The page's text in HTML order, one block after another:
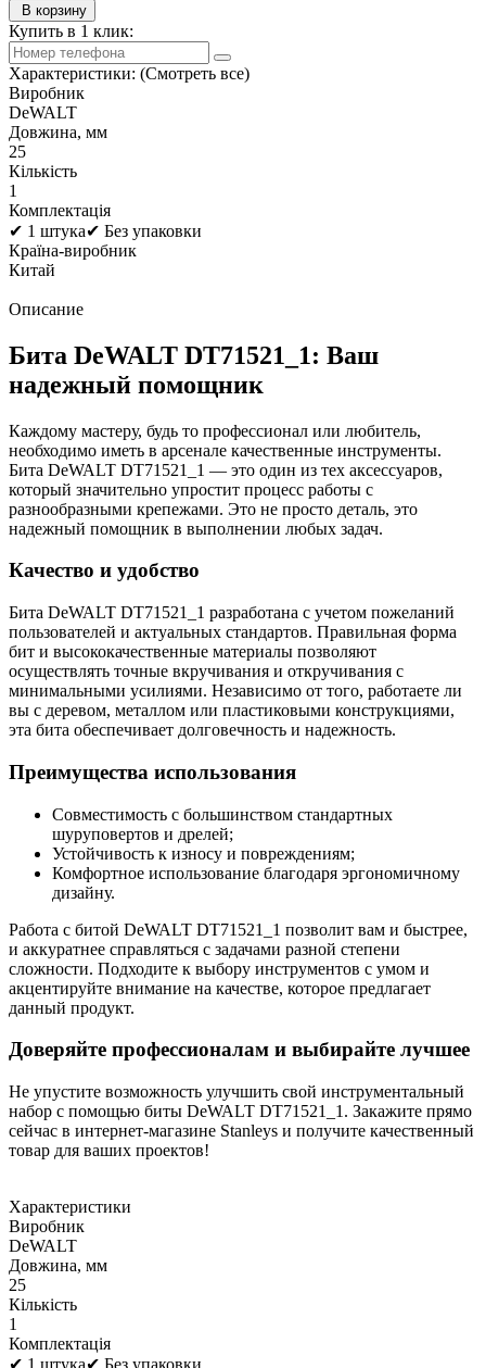
В корзину
Купить в 1 клик:
Характеристики: (Смотреть все)
Виробник
DeWALT
Довжина, мм
25
Кількість
1
Комплектація
✔ 1 штука✔ Без упаковки
Країна-виробник
Китай
Описание
Бита DeWALT DT71521_1: Ваш
надежный помощник
Каждому мастеру, будь то профессионал или любитель,
необходимо иметь в арсенале качественные инструменты.
Бита DeWALT DT71521_1 — это один из тех аксессуаров,
который значительно упростит процесс работы с
разнообразными крепежами. Это не просто деталь, это
надежный помощник в выполнении любых задач.
Качество и удобство
Бита DeWALT DT71521_1 разработана с учетом пожеланий
пользователей и актуальных стандартов. Правильная форма
бит и высококачественные материалы позволяют
осуществлять точные вкручивания и откручивания с
минимальными усилиями. Независимо от того, работаете ли
вы с деревом, металлом или пластиковыми конструкциями,
эта бита обеспечивает долговечность и надежность.
Преимущества использования
Совместимость с большинством стандартных
шуруповертов и дрелей;
Устойчивость к износу и повреждениям;
Комфортное использование благодаря эргономичному
дизайну.
Работа с битой DeWALT DT71521_1 позволит вам и быстрее,
и аккуратнее справляться с задачами разной степени
сложности. Подходите к выбору инструментов с умом и
акцентируйте внимание на качестве, которое предлагает
данный продукт.
Доверяйте профессионалам и выбирайте лучшее
Не упустите возможность улучшить свой инструментальный
набор с помощью биты DeWALT DT71521_1. Закажите прямо
сейчас в интернет-магазине Stanleys и получите качественный
товар для ваших проектов!
Характеристики
Виробник
DeWALT
Довжина, мм
25
Кількість
1
Комплектація
✔ 1 штука✔ Без упаковки